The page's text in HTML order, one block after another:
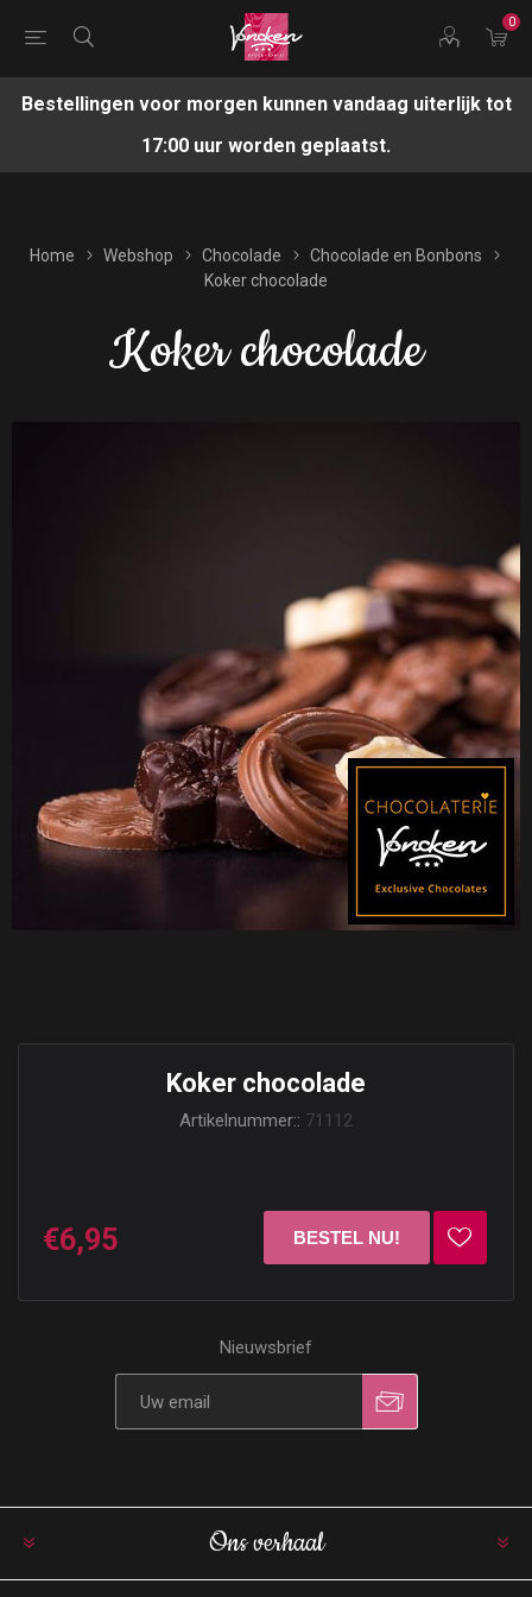
0
Bestellingen voor morgen kunnen vandaag uiterlijk tot
17:00 uur worden geplaatst.
Home Webshop Chocolade
Chocolade en Bonbons
Koker chocolade
Koker chocolade
Koker chocolade
Artikelnummer:: 71112
€6,95
Nieuwsbrief
Ons verhaal